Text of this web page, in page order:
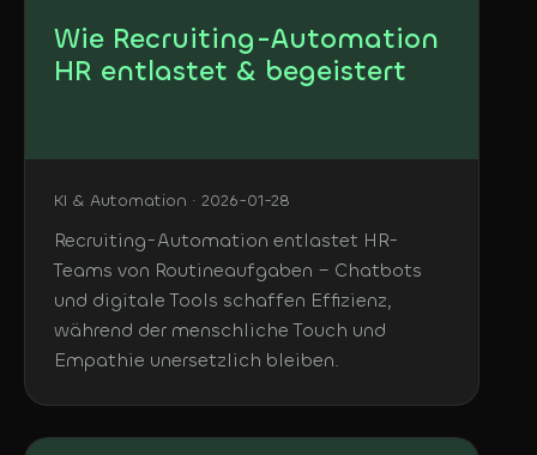
Wie Recruiting-Automation
HR entlastet & begeistert
KI & Automation · 2026-01-28
Recruiting-Automation entlastet HR-
Teams von Routineaufgaben – Chatbots
und digitale Tools schaffen Effizienz,
während der menschliche Touch und
Empathie unersetzlich bleiben.